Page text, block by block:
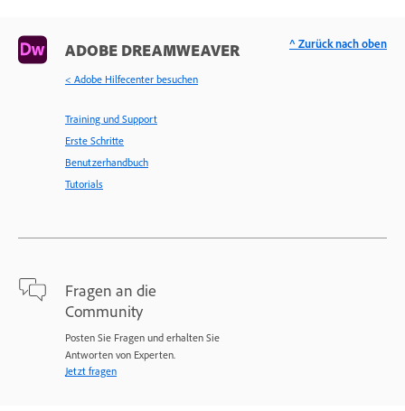
ADOBE DREAMWEAVER
< Adobe Hilfecenter besuchen
Training und Support
Erste Schritte
Benutzerhandbuch
Tutorials
Fragen an die
Community
Posten Sie Fragen und erhalten Sie
Antworten von Experten.
Jetzt fragen
^ Zurück nach oben